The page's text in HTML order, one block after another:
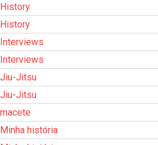
History
History
Interviews
Interviews
Jiu-Jitsu
Jiu-Jitsu
macete
Minha história